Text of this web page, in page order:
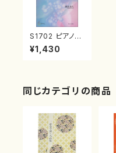
S1702 ピアノの
ための小品（ピア
ノ/酒井治人/楽
¥1,430
同じカテゴリの商品